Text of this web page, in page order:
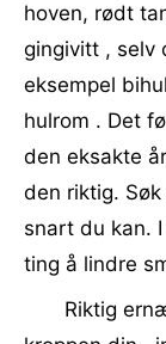
hoven, rødt
gingivitt , selv
eksempel
hulrom . Det
den eksakte
den riktig.
snart du kan.
ting å lindre
Riktig